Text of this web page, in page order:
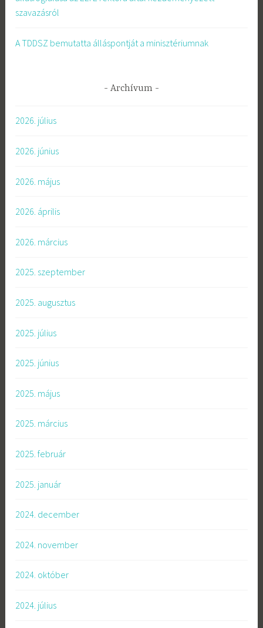
szavazásról
A TDDSZ bemutatta álláspontját a minisztériumnak
Archívum
2026. július
2026. június
2026. május
2026. április
2026. március
2025. szeptember
2025. augusztus
2025. július
2025. június
2025. május
2025. március
2025. február
2025. január
2024. december
2024. november
2024. október
2024. július